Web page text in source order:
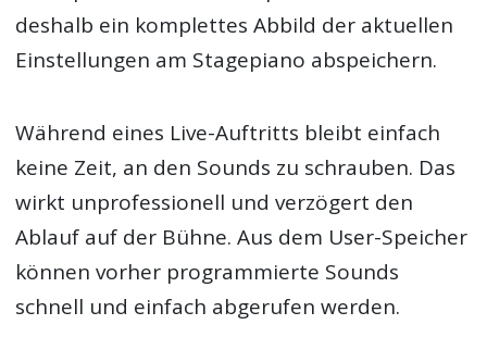
deshalb ein komplettes Abbild der aktuellen
Einstellungen am Stagepiano abspeichern.
Während eines Live-Auftritts bleibt einfach
keine Zeit, an den Sounds zu schrauben. Das
wirkt unprofessionell und verzögert den
Ablauf auf der Bühne. Aus dem User-Speicher
können vorher programmierte Sounds
schnell und einfach abgerufen werden.